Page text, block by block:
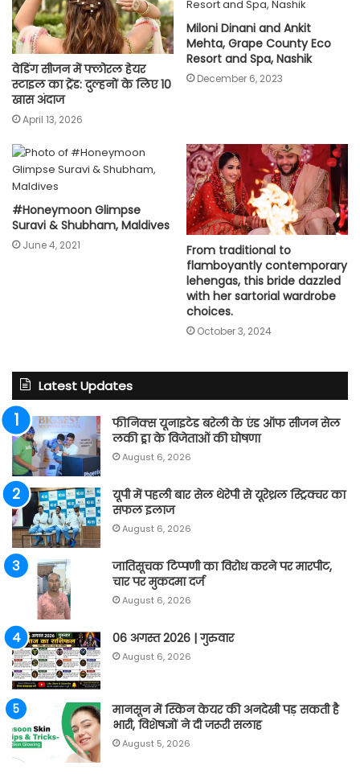
वेडिंग सीजन में फ्लोरल हेयर
स्टाइल का ट्रेंड: दुल्हनों के लिए 10
खास अंदाज
April 13, 2026
Miloni Dinani and Ankit
Mehta, Grape County Eco
Resort and Spa, Nashik
December 6, 2023
#Honeymoon Glimpse
Suravi & Shubham, Maldives
June 4, 2021
From traditional to
flamboyantly contemporary
lehengas, this bride dazzled
with her sartorial wardrobe
choices.
October 3, 2024
Latest Updates
फीनिक्स यूनाइटेड बरेली के एंड ऑफ सीजन सेल
लकी ड्रा के विजेताओं की घोषणा
August 6, 2026
यूपी में पहली बार सेल थेरेपी से यूरेथ्रल स्ट्रिक्चर का
सफल इलाज
August 6, 2026
जातिसूचक टिप्पणी का विरोध करने पर मारपीट,
चार पर मुकदमा दर्ज
August 6, 2026
06 अगस्त 2026 | गुरुवार
August 6, 2026
मानसून में स्किन केयर की अनदेखी पड़ सकती है
भारी, विशेषज्ञों ने दी जरूरी सलाह
August 5, 2026